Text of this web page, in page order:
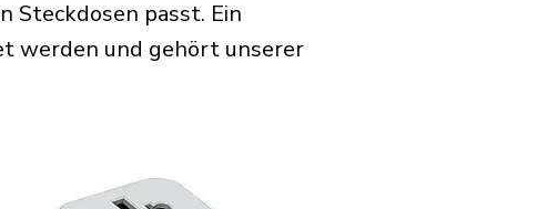
Steckdosen passt. Ein
werden und gehört unserer